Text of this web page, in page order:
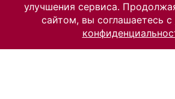
улучшения сервиса.
сайтом, вы соглашаетесь с